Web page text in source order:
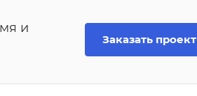
и
Заказать проект